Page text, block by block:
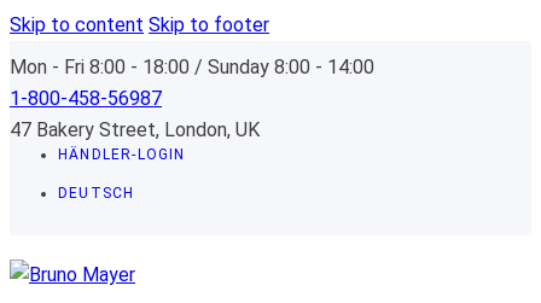
Skip to content Skip to footer
Mon - Fri 8:00 - 18:00 / Sunday 8:00 - 14:00
1-800-458-56987
47 Bakery Street, London, UK
HÄNDLER-LOGIN
DEUTSCH